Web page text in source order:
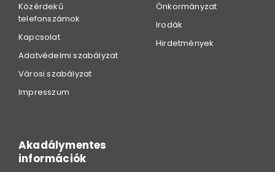
Közérdekű
telefonszámok
Kapcsolat
Adatvédelmi szabályzat
Városi szabályzat
Impresszum
Önkormányzat
Irodák
Hirdetmények
Akadálymentes
információk